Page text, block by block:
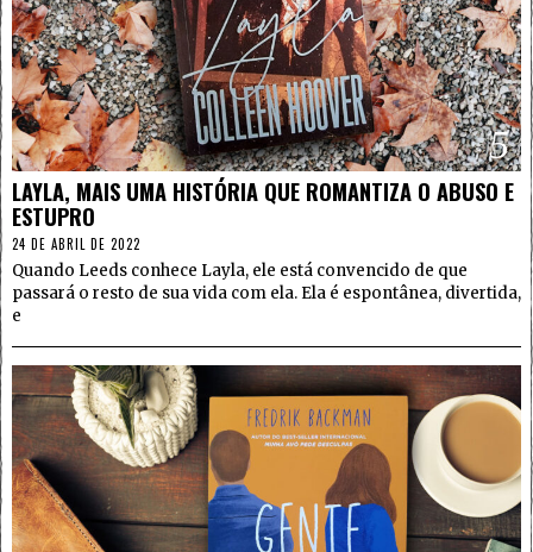
5
LAYLA, MAIS UMA HISTÓRIA QUE ROMANTIZA O ABUSO E
ESTUPRO
24 DE ABRIL DE 2022
Quando Leeds conhece Layla, ele está convencido de que
passará o resto de sua vida com ela. Ela é espontânea, divertida,
e